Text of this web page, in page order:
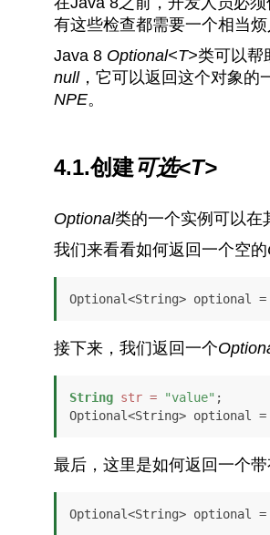
有这些检查都需要一个相当
Java 8 Optional<T>类可以帮
null，它可以返回这个对象的
NPE。
4.1.创建可选<T>
Optional类的一个实例可以在
我们来看看如何返回一个空的
Optional<String> optional
接下来，我们返回一个
String str = "value" ;
Optional<String> optional
最后，这里是如何返回一个
Optional<String> optional